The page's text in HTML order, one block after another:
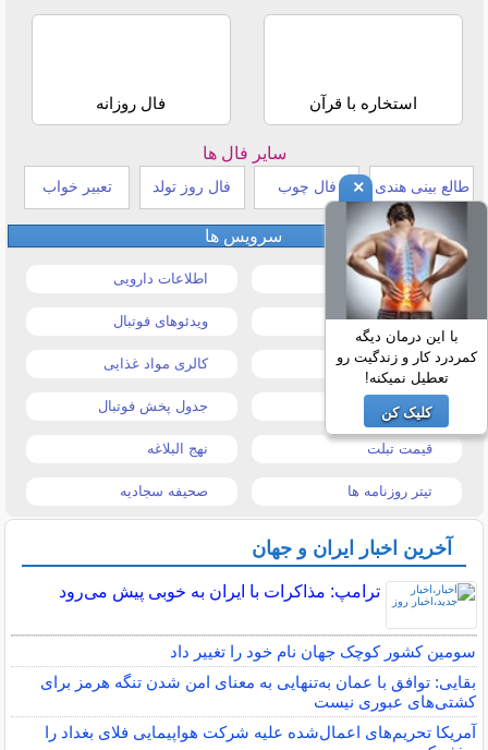
استخاره با قرآن فال روزانه
سایر فال ها
طالع بینی هندی فال چوب فال روز تولد تعبیر خواب
سرویس ها
قیمت خودرو اطلاعات دارویی
قیمت طلا و سکه ویدئوهای فوتبال
قیمت دلار کالری مواد غذایی
قیمت موبایل جدول پخش فوتبال
قیمت تبلت نهج البلاغه
تیتر روزنامه ها صحیفه سجادیه
آخرین اخبار ایران و جهان
ترامپ: مذاکرات با ایران به خوبی پیش می‌رود
سومین کشور کوچک جهان نام خود را تغییر داد
بقایی: توافق با عمان به‌تنهایی به معنای امن شدن تنگه هرمز برای
کشتی‌های عبوری نیست
آمریکا تحریم‌های اعمال‌شده علیه شرکت هواپیمایی فلای بغداد را
×
با این درمان دیگه
کمردرد کار و زندگیت رو
تعطیل نمیکنه!
کلیک کن